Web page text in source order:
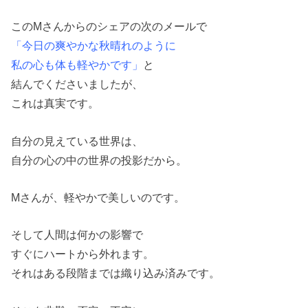
このMさんからのシェアの次のメールで
「今日の爽やかな秋晴れのように
私の心も体も軽やかです」 と
結んでくださいましたが、
これは真実です。
自分の見えている世界は、
自分の心の中の世界の投影だから。
Mさんが、軽やかで美しいのです。
そして人間は何かの影響で
すぐにハートから外れます。
それはある段階までは織り込み済みです。